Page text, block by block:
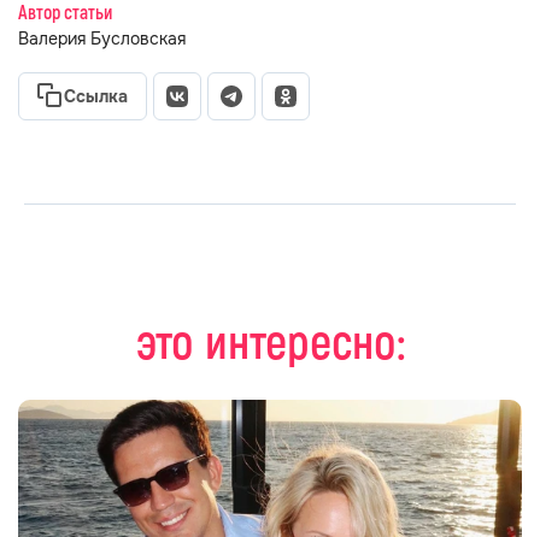
Автор статьи
Валерия Бусловская
Ссылка
это интересно: